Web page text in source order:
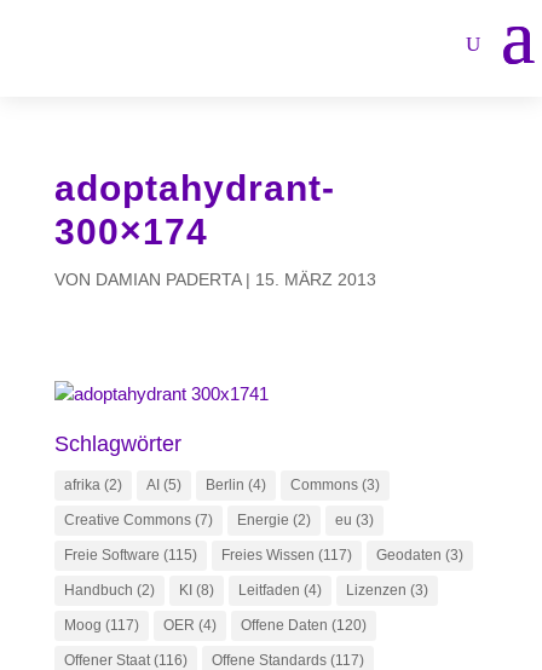
adoptahydrant-
300×174
VON DAMIAN PADERTA| 15. MÄRZ 2013
Schlagwörter
afrika(2) AI (5) Berlin (4) Commons(3)
Creative Commons(7) Energie (2) eu (3)
Freie Software (115) Freies Wissen (117) Geodaten (3)
Handbuch (2) KI (8) Leitfaden (4) Lizenzen (3)
Moog (117) OER (4) Offene Daten (120)
Offener Staat(116) Offene Standards(117)